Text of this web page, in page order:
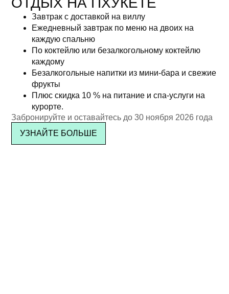
Завтрак с доставкой на виллу
Ежедневный завтрак по меню на двоих на
каждую спальню
По коктейлю или безалкогольному коктейлю
каждому
Безалкогольные напитки из мини-бара и свежие
фрукты
Плюс скидка 10 % на питание и спа-услуги на
курорте.
Забронируйте и оставайтесь до 30 ноября 2026 года
УЗНАЙТЕ БОЛЬШЕ